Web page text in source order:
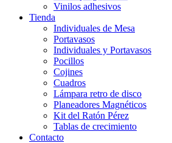
Vinilos adhesivos
Tienda
Individuales de Mesa
Portavasos
Individuales y Portavasos
Pocillos
Cojines
Cuadros
Lámpara retro de disco
Planeadores Magnéticos
Kit del Ratón Pérez
Tablas de crecimiento
Contacto